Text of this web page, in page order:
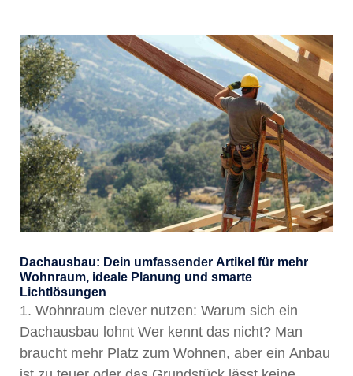
Dachausbau: Dein umfassender Artikel für mehr
Wohnraum, ideale Planung und smarte
Lichtlösungen
1. Wohnraum clever nutzen: Warum sich ein
Dachausbau lohnt Wer kennt das nicht? Man
braucht mehr Platz zum Wohnen, aber ein Anbau